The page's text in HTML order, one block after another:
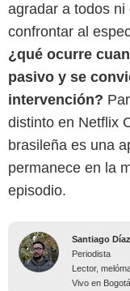
agradar a todos
confrontar al
¿qué ocurre
pasivo y se
intervención?
distinto en Netflix
brasileña es una
permanece en la
episodio.
Santiago
Periodista
Lector,
Vivo en